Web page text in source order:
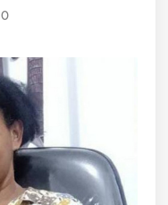
0